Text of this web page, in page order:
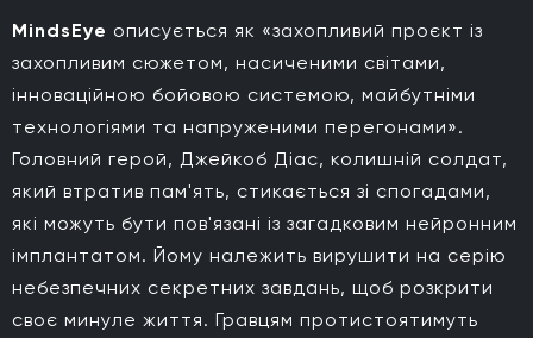
MindsEye описується як «захопливий проєкт із
захопливим сюжетом, насиченими світами,
інноваційною бойовою системою, майбутніми
технологіями та напруженими перегонами».
Головний герой, Джейкоб Діас, колишній солдат,
який втратив пам'ять, стикається зі спогадами,
які можуть бути пов'язані із загадковим нейронним
імплантатом. Йому належить вирушити на серію
небезпечних секретних завдань, щоб розкрити
своє минуле життя. Гравцям протистоятимуть